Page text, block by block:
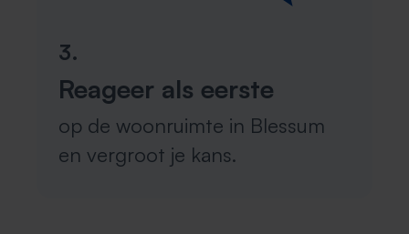
3.
Reageer als eerste
op de woonruimte in Blessum
en vergroot je kans.